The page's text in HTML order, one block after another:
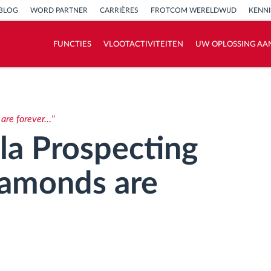
WORD PARTNER CARRIÈRES FROTCOM WERELDWIJD
FUNCTIES VLOOTACTIVITEITEN UW OPLOSSING
are forever…"
Prospecting
are